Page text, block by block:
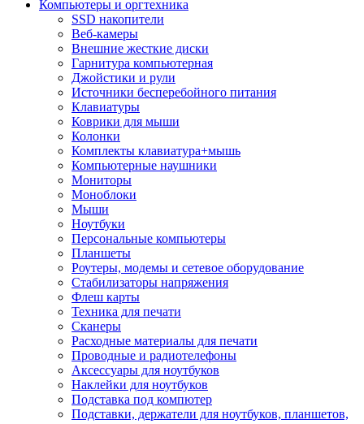
Компьютеры и оргтехника
SSD накопители
Веб-камеры
Внешние жесткие диски
Гарнитура компьютерная
Джойстики и рули
Источники бесперебойного питания
Клавиатуры
Коврики для мыши
Колонки
Комплекты клавиатура+мышь
Компьютерные наушники
Мониторы
Моноблоки
Мыши
Ноутбуки
Персональные компьютеры
Планшеты
Роутеры, модемы и сетевое оборудование
Стабилизаторы напряжения
Флеш карты
Техника для печати
Сканеры
Расходные материалы для печати
Проводные и радиотелефоны
Аксессуары для ноутбуков
Наклейки для ноутбуков
Подставка под компютер
Подставки, держатели для ноутбуков, планшетов,